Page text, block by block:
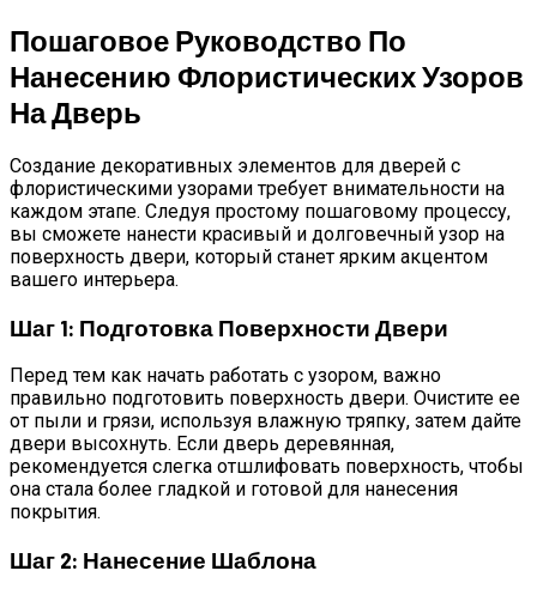
Пошаговое Руководство По
Нанесению Флористических Узоров
На Дверь
Создание декоративных элементов для дверей с
флористическими узорами требует внимательности на
каждом этапе. Следуя простому пошаговому процессу,
вы сможете нанести красивый и долговечный узор на
поверхность двери, который станет ярким акцентом
вашего интерьера.
Шаг 1: Подготовка Поверхности Двери
Перед тем как начать работать с узором, важно
правильно подготовить поверхность двери. Очистите ее
от пыли и грязи, используя влажную тряпку, затем дайте
двери высохнуть. Если дверь деревянная,
рекомендуется слегка отшлифовать поверхность, чтобы
она стала более гладкой и готовой для нанесения
покрытия.
Шаг 2: Нанесение Шаблона